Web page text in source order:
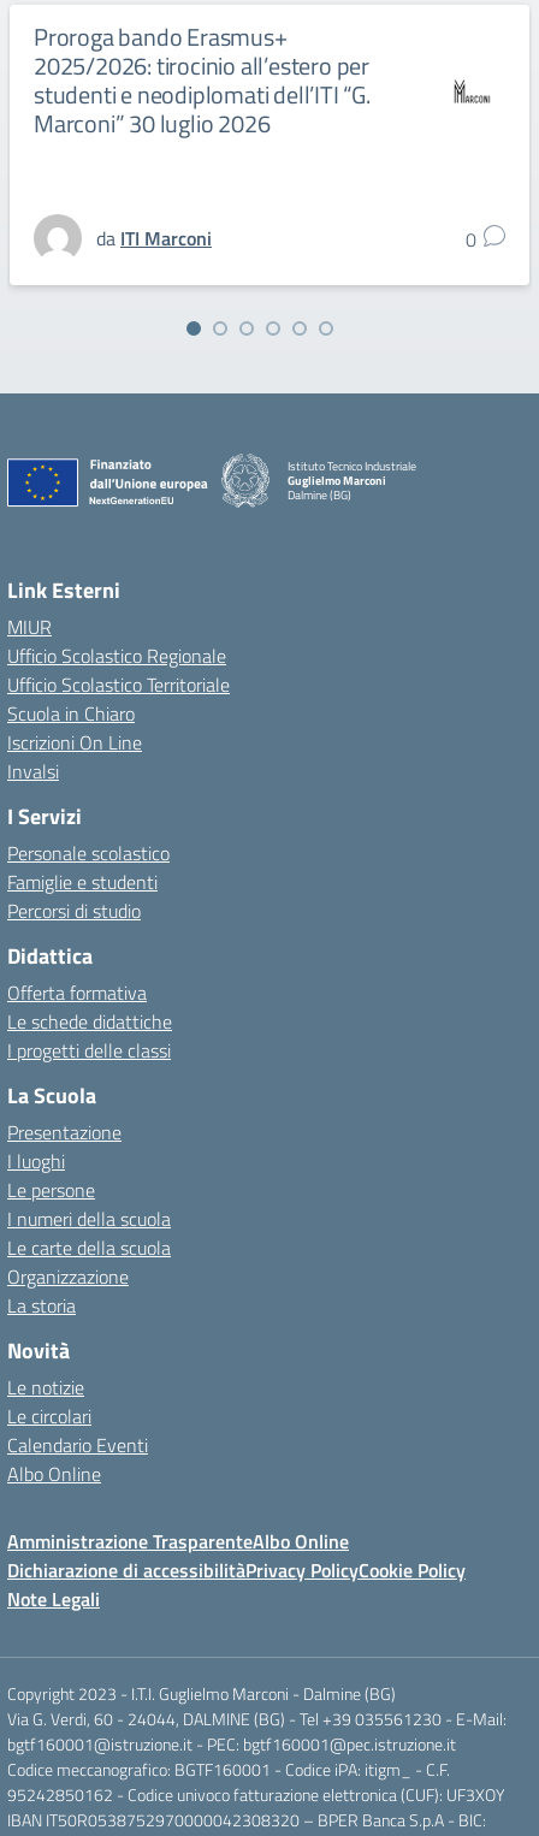
Proroga bando Erasmus+
2025/2026: tirocinio all’estero per
studenti e neodiplomati dell’ITI “G.
Marconi” 30 luglio 2026
da ITI Marconi 0
Istituto Tecnico Industriale
Guglielmo Marconi
Dalmine (BG)
Link Esterni
MIUR
Ufficio Scolastico Regionale
Ufficio Scolastico Territoriale
Scuola in Chiaro
Iscrizioni On Line
Invalsi
I Servizi
Personale scolastico
Famiglie e studenti
Percorsi di studio
Didattica
Offerta formativa
Le schede didattiche
I progetti delle classi
La Scuola
Presentazione
I luoghi
Le persone
I numeri della scuola
Le carte della scuola
Organizzazione
La storia
Novità
Le notizie
Le circolari
Calendario Eventi
Albo Online
Amministrazione TrasparenteAlbo Online
Dichiarazione di accessibilitàPrivacy PolicyCookie Policy
Note Legali
Copyright 2023 - I.T.I. Guglielmo Marconi - Dalmine (BG)
Via G. Verdi, 60 - 24044, DALMINE (BG) - Tel +39 035561230 - E-Mail:
bgtf160001@istruzione.it - PEC: bgtf160001@pec.istruzione.it
Codice meccanografico: BGTF160001 - Codice iPA: itigm_ - C.F.
95242850162 - Codice univoco fatturazione elettronica (CUF): UF3XOY
IBAN IT50R0538752970000042308320 – BPER Banca S.p.A - BIC: